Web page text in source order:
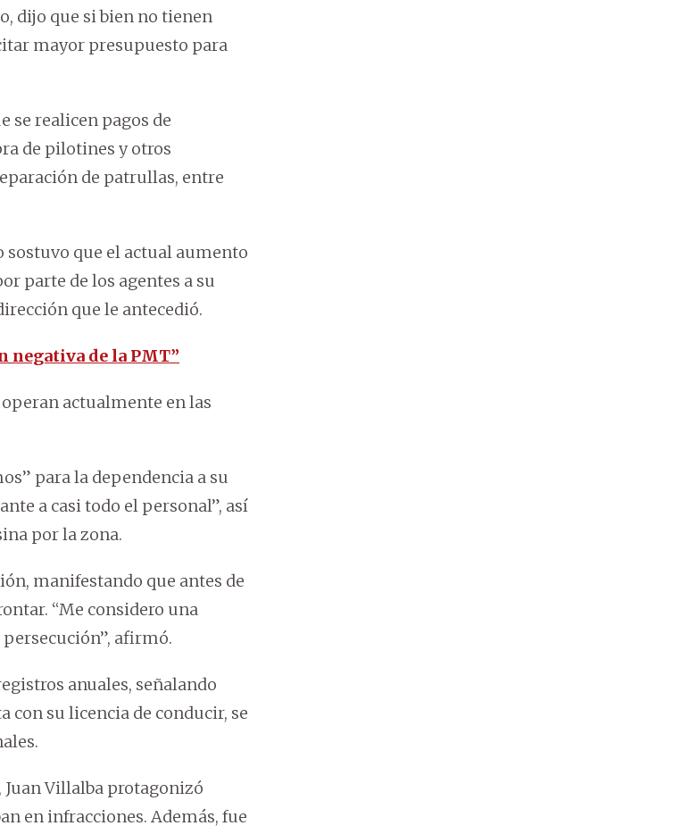
dijo que si bien no tienen
mayor presupuesto para
se realicen pagos de
de pilotines y otros
de patrullas, entre
que el actual aumento
parte de los agentes a su
que le antecedió.
negativa de la PMT”
actualmente en las
para la dependencia a su
a casi todo el personal”, así
por la zona.
manifestando que antes de
“Me considero una
afirmó.
anuales, señalando
con su licencia de conducir, se
Villalba protagonizó
en infracciones. Además, fue